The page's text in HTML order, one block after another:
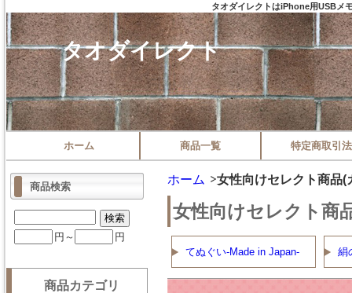
タオダイレクトはiPhone用USBメ
タオダイレクト
ホーム 商品一覧 特定商取引法
ホーム 女性向けセレクト商品(
女性向けセレクト商
てぬぐい-Made in Japan- 絹
商品検索
円～ 円
商品カテゴリ